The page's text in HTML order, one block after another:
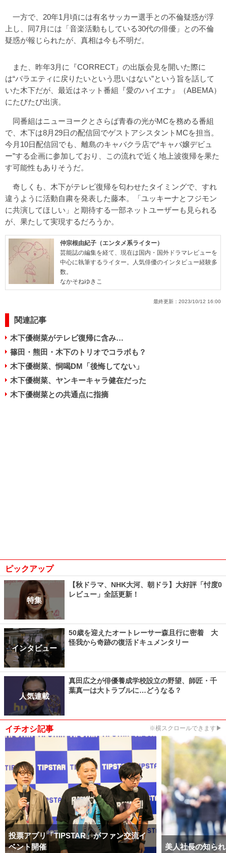
一方で、20年1月頃には有名サッカー選手との不倫疑惑が浮
上し、同7月には「音楽活動もしている30代の俳優」との不倫
疑惑が報じられたが、真相は今も不明だ。
また、昨年3月に『CORRECT』の出版会見を開いた際に
は“バラエティに戻りたいという思いはない”という旨を話して
いた木下だが、最近はネット番組『愛のハイエナ』（ABEMA）
にたびたび出演。
同番組はニューヨークとさらば青春の光がMCを務める番組
で、木下は8月29日の配信回でゲストアシスタントMCを担当。
今月10日配信回でも、離島のキャバクラ店で“キャバ嬢デビュ
ー”する企画に参加しており、この流れで近く地上波復帰を果た
す可能性もありそうだ。
奇しくも、木下がテレビ復帰を匂わせたタイミングで、すれ
違うように活動自粛を発表した藤本。「ユッキーナとフジモン
に共演してほしい」と期待する一部ネットユーザーも見られる
が、果たして実現するだろうか。
仲宗根由紀子（エンタメ系ライター）
芸能誌の編集を経て、現在は国内・国外ドラマレビューを
中心に執筆するライター。人気俳優のインタビュー経験多
数。
なかそねゆきこ
最終更新： 2023/10/12 16:00
関連記事
木下優樹菜がテレビ復帰に含み…
篠田・熊田・木下のトリオでコラボも？
木下優樹菜、恫喝DM「後悔してない」
木下優樹菜、ヤンキーキャラ健在だった
木下優樹菜との共通点に指摘
ピックアップ
特集
【秋ドラマ、NHK大河、朝ドラ】大好評「忖度0
レビュー」全話更新！
インタビュー
50歳を迎えたオートレーサー森且行に密着 大
怪我から奇跡の復活ドキュメンタリー
人気連載
真田広之が俳優養成学校設立の野望、師匠・千
葉真一は大トラブルに…どうなる？
イチオシ記事 ※横スクロールできます▶
投票アプリ「TIPSTAR」がファン交流イ
ベント開催
美人社長の知ら